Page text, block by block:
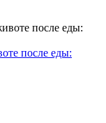
после еды: